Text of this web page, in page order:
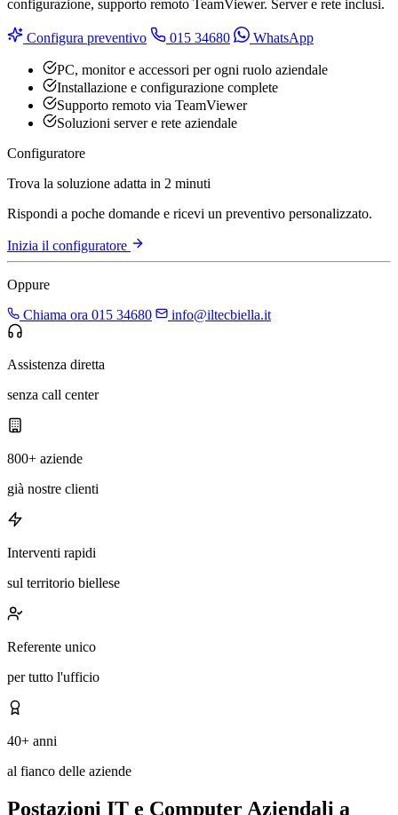
configurazione, supporto remoto TeamViewer. Server e rete inclusi.
Configura preventivo 015 34680 WhatsApp
PC, monitor e accessori per ogni ruolo aziendale
Installazione e configurazione complete
Supporto remoto via TeamViewer
Soluzioni server e rete aziendale
Configuratore
Trova la soluzione adatta in 2 minuti
Rispondi a poche domande e ricevi un preventivo personalizzato.
Inizia il configuratore
Oppure
Chiama ora 015 34680
info@iltecbiella.it
Assistenza diretta
senza call center
800+ aziende
già nostre clienti
Interventi rapidi
sul territorio biellese
Referente unico
per tutto l'ufficio
40+ anni
al fianco delle aziende
Postazioni IT e Computer Aziendali a